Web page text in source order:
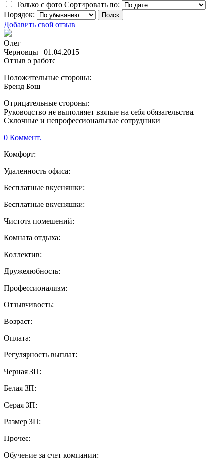
Только с фото Сортировать по:
Порядок:
Добавить свой отзыв
Олег
Черновцы | 01.04.2015
Отзыв о работе
Положительные стороны:
Бренд Бош
Отрицательные стороны:
Руководство не выполняет взятые на себя обязательства.
Склочные и непрофессиональные сотрудники
0 Коммент.
Комфорт:
Удаленность офиса:
Бесплатные вкусняшки:
Бесплатные вкусняшки:
Чистота помещений:
Комната отдыха:
Коллектив:
Дружелюбность:
Профессионализм:
Отзывчивость:
Возраст:
Оплата:
Регулярность выплат:
Черная ЗП:
Белая ЗП:
Серая ЗП:
Размер ЗП:
Прочее:
Обучение за счет компании: